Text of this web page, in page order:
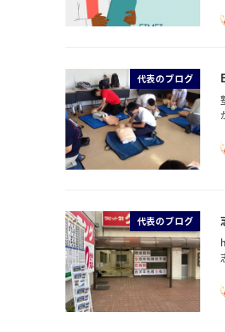
代表のブログ
代表のブログ